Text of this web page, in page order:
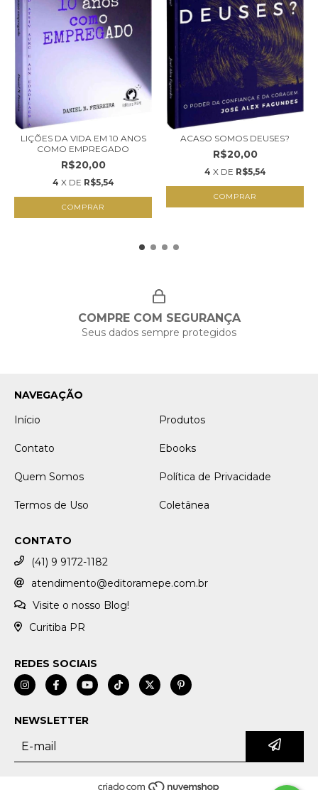
LIÇÕES DA VIDA EM 10 ANOS
COMO EMPREGADO
R$20,00
4 X DE R$5,54
COMPRAR
ACASO SOMOS DEUSES?
R$20,00
4 X DE R$5,54
COMPRAR
COMPRE COM SEGURANÇA
Seus dados sempre protegidos
NAVEGAÇÃO
Início
Produtos
Contato Ebooks
Quem Somos Política de Privacidade
Termos de Uso Coletânea
CONTATO
(41) 9 9172-1182
atendimento@editoramepe.com.br
Visite o nosso Blog!
Curitiba PR
REDES SOCIAIS
NEWSLETTER